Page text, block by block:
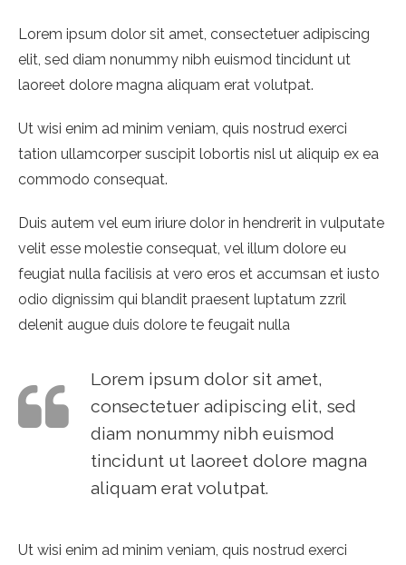
Lorem ipsum dolor sit amet, consectetuer adipiscing
elit, sed diam nonummy nibh euismod tincidunt ut
laoreet dolore magna aliquam erat volutpat.
Ut wisi enim ad minim veniam, quis nostrud exerci
tation ullamcorper suscipit lobortis nisl ut aliquip ex ea
commodo consequat.
Duis autem vel eum iriure dolor in hendrerit in vulputate
velit esse molestie consequat, vel illum dolore eu
feugiat nulla facilisis at vero eros et accumsan et iusto
odio dignissim qui blandit praesent luptatum zzril
delenit augue duis dolore te feugait nulla
Lorem ipsum dolor sit amet,
consectetuer adipiscing elit, sed
diam nonummy nibh euismod
tincidunt ut laoreet dolore magna
aliquam erat volutpat.
Ut wisi enim ad minim veniam, quis nostrud exerci